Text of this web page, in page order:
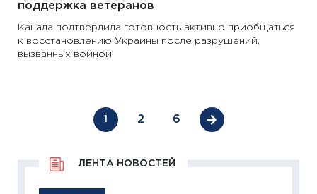
поддержка ветеранов
Канада подтвердила готовность активно приобщаться
к восстановлению Украины после разрушений,
вызванных войной
1 2 6
ЛЕНТА НОВОСТЕЙ